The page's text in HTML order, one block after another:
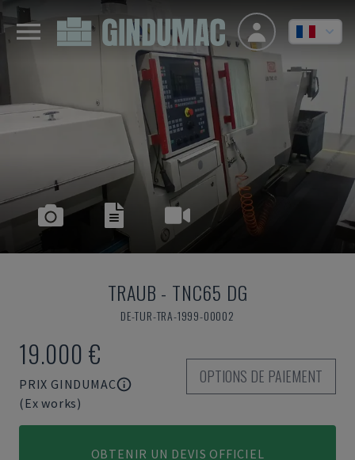
TRAUB - TNC65 DG
DE-TUR-TRA-1999-00002
19.000 €
PRIX GINDUMAC
(Ex works)
OPTIONS DE PAIEMENT
OBTENIR UN DEVIS OFFICIEL